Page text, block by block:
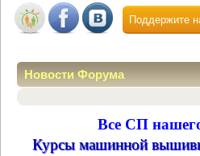
Поддержите
Новости Форума
Все СП
Курсы машинной